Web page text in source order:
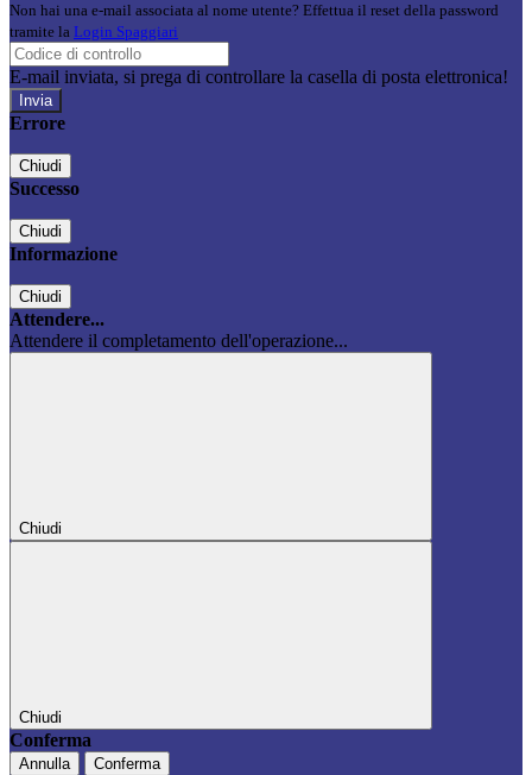
Non hai una e-mail associata al nome utente? Effettua il reset della password
tramite la Login Spaggiari
E-mail inviata, si prega di controllare la casella di posta elettronica!
Errore
Chiudi
Successo
Chiudi
Informazione
Chiudi
Attendere...
Attendere il completamento dell'operazione...
Chiudi
Chiudi
Conferma
Annulla Conferma